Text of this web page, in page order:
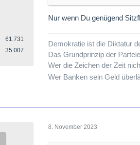
61.731
35.007
Nur wenn Du genügend
Demokratie ist die Diktatur
Das Grundprinzip der
Wer die Zeichen der Zeit
Wer Banken sein Geld
8. November 2023